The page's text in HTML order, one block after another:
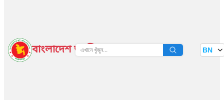
বাংলাদেশ জাতীয় তথ্য বাতায়ন BN